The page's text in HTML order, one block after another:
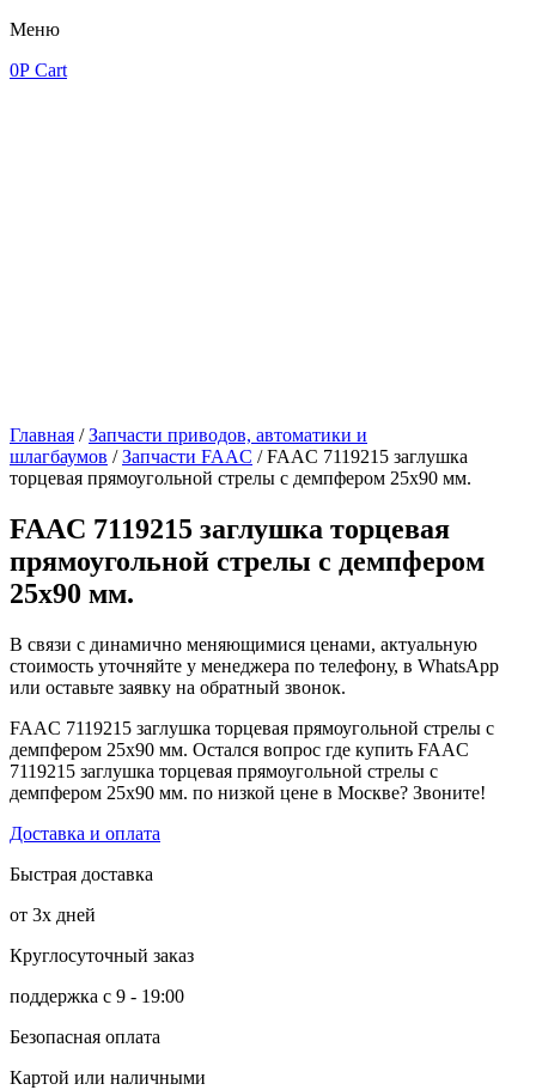
Меню
0Р Cart
Главная /Запчасти приводов, автоматики и
шлагбаумов /Запчасти FAAC / FAAC 7119215 заглушка
торцевая прямоугольной стрелы с демпфером 25х90 мм.
FAAC 7119215 заглушка торцевая
прямоугольной стрелы с демпфером
25х90 мм.
В связи с динамично меняющимися ценами, актуальную
стоимость уточняйте у менеджера по телефону, в WhatsApp
или оставьте заявку на обратный звонок.
FAAC 7119215 заглушка торцевая прямоугольной стрелы с
демпфером 25х90 мм. Остался вопрос где купить FAAC
7119215 заглушка торцевая прямоугольной стрелы с
демпфером 25х90 мм. по низкой цене в Москве? Звоните!
Доставка и оплата
Быстрая доставка
от 3х дней
Круглосуточный заказ
поддержка с 9 - 19:00
Безопасная оплата
Картой или наличными